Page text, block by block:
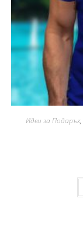
Идеи за Подарък,